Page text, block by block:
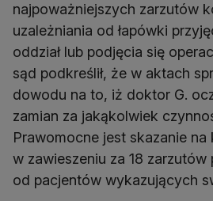
najpoważniejszych zarzutów
uzależniania od łapówki
oddział lub podjęcia się
sąd podkreślił, że w aktach
dowodu na to, iż doktor G.
zamian za jakąkolwiek
Prawomocne jest skazanie na
w zawieszeniu za 18 zarzutów
od pacjentów wykazujących